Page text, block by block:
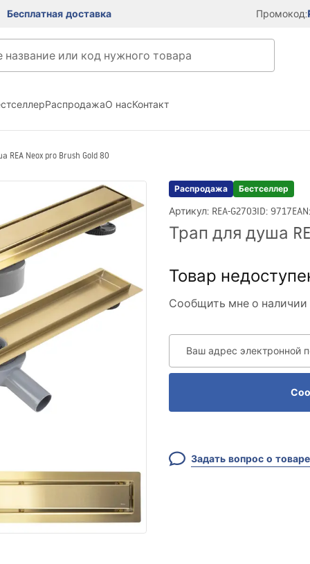
Бесплатная доставка Промокод:
РаспродажаО насКонтакт
REA Neox pro Brush Gold 80
Распродажа Бестселлер
Артикул: REA-G2703ID: 9717EAN
Трап для душа
Товар
Сообщить мне о наличии
Ваш адрес электронной
Задать вопрос о товаре